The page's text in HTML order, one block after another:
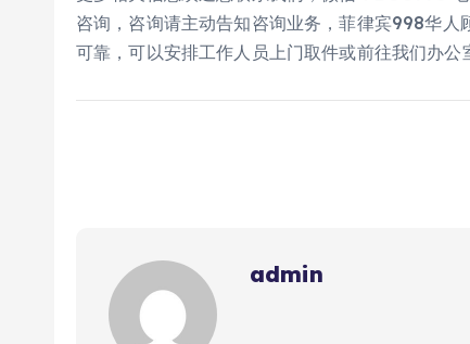
咨询，咨询请主动告知咨询业务，菲律宾998华
可靠，可以安排工作人员上门取件或前往我们办公
admin